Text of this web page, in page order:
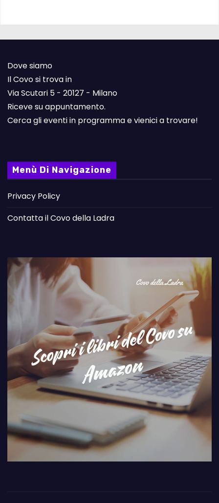
Dove siamo
Il Covo si trova in
Via Scutari 5 - 20127 - Milano
Riceve su appuntamento.
Cerca gli eventi in programma e vienici a trovare!
Menù Di Navigazione
Privacy Policy
Contatta il Covo della Ladra